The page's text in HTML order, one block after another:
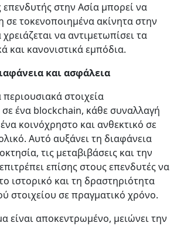
στην Ασία μπορεί να
σε τοκενοποιημένα ακίνητα στην
να αντιμετωπίσει τα
και κανονιστικά εμπόδια.
και ασφάλεια
στοιχεία
σε ένα blockchain, κάθε συναλλαγή
κοινόχρηστο και ανθεκτικό σε
Αυτό αυξάνει τη διαφάνεια
τις μεταβιβάσεις και την
επίσης στους επενδυτές να
ιστορικό και τη δραστηριότητα
στοιχείου σε πραγματικό χρόνο.
είναι αποκεντρωμένο, μειώνει την